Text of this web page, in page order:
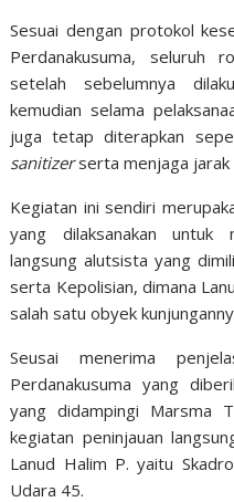
Sesuai dengan protokol
Perdanakusuma, seluruh
setelah sebelumnya
kemudian selama
juga tetap diterapkan
sanitizerserta menjaga jarak
Kegiatan ini sendiri
yang dilaksanakan untuk
langsung alutsista yang
serta Kepolisian, dimana
salah satu obyek
Seusai menerima
Perdanakusuma yang
yang didampingi Marsma
kegiatan peninjauan
Lanud Halim P. yaitu
Udara 45.